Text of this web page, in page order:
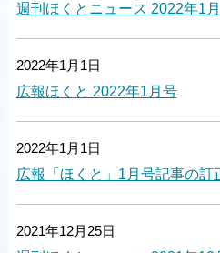
週刊ほくとニュース 2022年1
2022年1月1日
広報ほくと 2022年1月号
2022年1月1日
広報「ほくと」1月号記事の訂
2021年12月25日